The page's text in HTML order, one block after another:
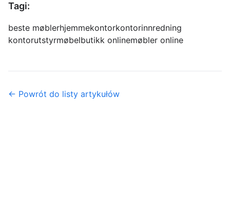
Tagi:
beste møblerhjemmekontorkontorinnredning
kontorutstyrmøbelbutikk onlinemøbler online
← Powrót do listy artykułów